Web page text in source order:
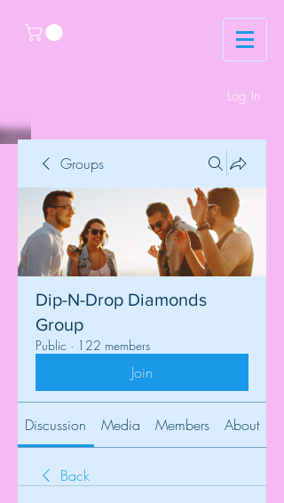
Log In
Groups
Dip-N-Drop Diamonds
Group
Public · 122 members
Join
Discussion Media Members About
Back